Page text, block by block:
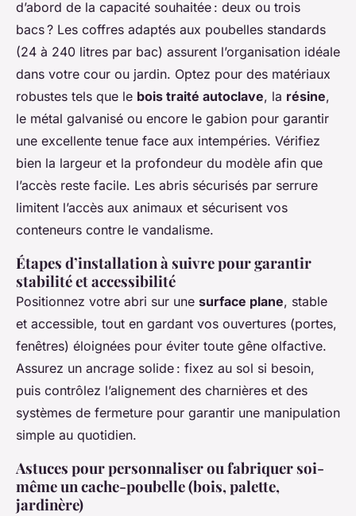
d’abord de la capacité souhaitée : deux ou trois
bacs ? Les coffres adaptés aux poubelles standards
(24 à 240 litres par bac) assurent l’organisation idéale
dans votre cour ou jardin. Optez pour des matériaux
robustes tels que le bois traité autoclave, la résine,
le métal galvanisé ou encore le gabion pour garantir
une excellente tenue face aux intempéries. Vérifiez
bien la largeur et la profondeur du modèle afin que
l’accès reste facile. Les abris sécurisés par serrure
limitent l’accès aux animaux et sécurisent vos
conteneurs contre le vandalisme.
Étapes d’installation à suivre pour garantir
stabilité et accessibilité
Positionnez votre abri sur une surface plane, stable
et accessible, tout en gardant vos ouvertures (portes,
fenêtres) éloignées pour éviter toute gêne olfactive.
Assurez un ancrage solide : fixez au sol si besoin,
puis contrôlez l’alignement des charnières et des
systèmes de fermeture pour garantir une manipulation
simple au quotidien.
Astuces pour personnaliser ou fabriquer soi-
même un cache-poubelle (bois, palette,
jardinère)